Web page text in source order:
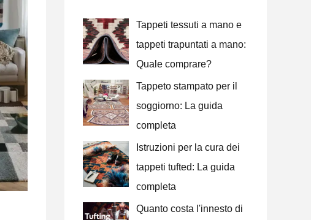
a
p
r
:
Tappeti tessuti a mano e
tappeti trapuntati a mano:
Quale comprare?
Tappeto stampato per il
soggiorno: La guida
completa
Istruzioni per la cura dei
tappeti tufted: La guida
completa
Quanto costa l'innesto di